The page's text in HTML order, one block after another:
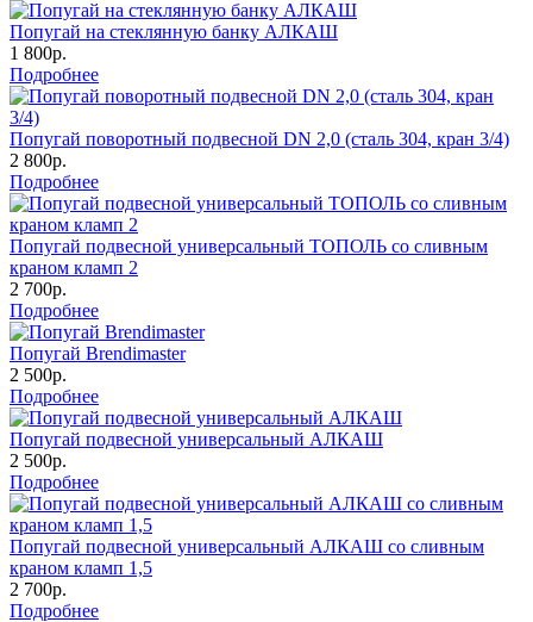
Попугай на стеклянную банку АЛКАШ
1 800р.
Подробнее
Попугай поворотный подвесной DN 2,0 (сталь 304, кран 3/4)
2 800р.
Подробнее
Попугай подвесной универсальный ТОПОЛЬ со сливным
краном кламп 2
2 700р.
Подробнее
Попугай Brendimaster
2 500р.
Подробнее
Попугай подвесной универсальный АЛКАШ
2 500р.
Подробнее
Попугай подвесной универсальный АЛКАШ со сливным
краном кламп 1,5
2 700р.
Подробнее